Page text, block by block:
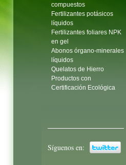
compuestos
Fertilizantes potásicos
líquidos
Fertilizantes foliares NPK
en gel
Abonos órgano-minerales
líquidos
Quelatos de Hierro
Productos con
Certificación Ecológica
Síguenos en: